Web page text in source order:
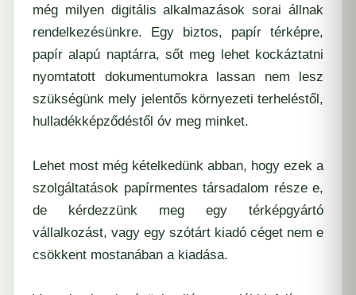
még milyen digitális alkalmazások sorai állnak
rendelkezésünkre. Egy biztos, papír térképre,
papír alapú naptárra, sőt meg lehet kockáztatni
nyomtatott dokumentumokra lassan nem lesz
szükségünk mely jelentős környezeti terheléstől,
hulladékképződéstől óv meg minket.
Lehet most még kételkedünk abban, hogy ezek a
szolgáltatások papírmentes társadalom része e,
de kérdezzünk meg egy térképgyártó
vállalkozást, vagy egy szótárt kiadó céget nem e
csökkent mostanában a kiadása.